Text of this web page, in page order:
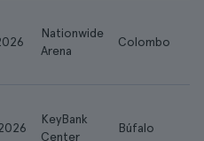
Nationwide
Arena
Colombo
KeyBank
Center
Búfalo